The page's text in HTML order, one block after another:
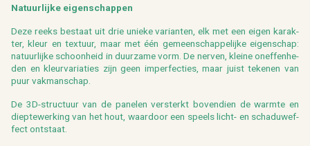
Na­tuur­lij­ke ei­gen­schap­pen
Deze reeks be­staat uit drie unie­ke va­ri­an­ten, elk met een eigen ka­rak­
ter, kleur en tex­tuur, maar met één ge­meen­schap­pe­lij­ke ei­gen­schap:
na­tuur­lij­ke schoon­heid in duur­za­me vorm. De ner­ven, klei­ne on­ef­fen­he­
den en kleur­va­ri­a­ties zijn geen im­per­fec­ties, maar juist te­ke­nen van
puur vak­man­schap.
De 3D-struc­tuur van de pa­ne­len ver­sterkt bo­ven­dien de warm­te en
diep­te­wer­king van het hout, waar­door een speels licht- en scha­du­wef­
fect ont­staat.